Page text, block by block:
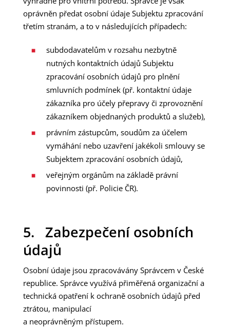
oprávněn předat osobní údaje Subjektu zpracování
třetím stranám, a to v následujících případech:
subdodavatelům v rozsahu nezbytně
nutných kontaktních údajů Subjektu
zpracování osobních údajů pro plnění
smluvních podmínek (př. kontaktní údaje
zákazníka pro účely přepravy či zprovoznění
zákazníkem objednaných produktů a služeb),
právním zástupcům, soudům za účelem
vymáhání nebo uzavření jakékoli smlouvy se
Subjektem zpracování osobních údajů,
veřejným orgánům na základě právní
povinnosti (př. Policie ČR).
5. Zabezpečení osobních
údajů
Osobní údaje jsou zpracovávány Správcem v České
republice. Správce využívá přiměřená organizační a
technická opatření k ochraně osobních údajů před
ztrátou, manipulací
a neoprávněným přístupem.